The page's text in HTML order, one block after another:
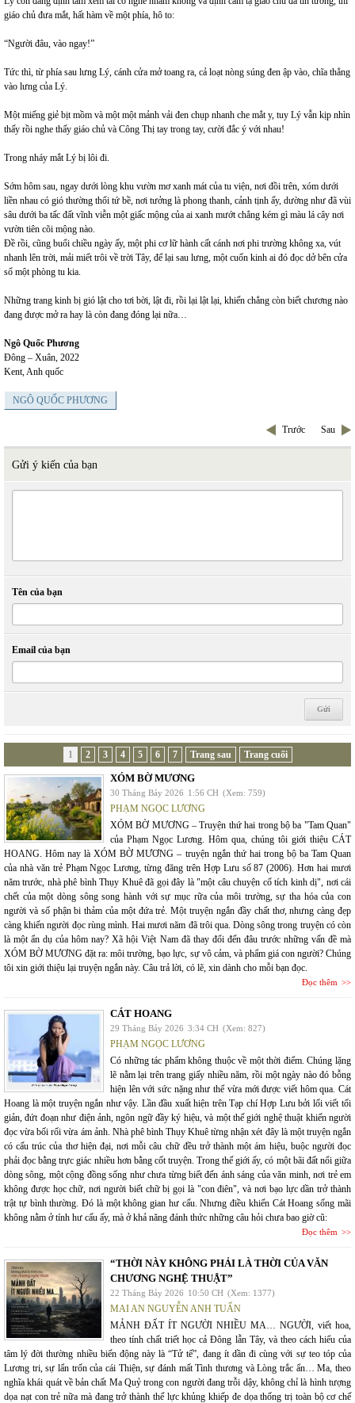
giáo chủ đưa mắt, hất hàm về một phía, hô to:
“Người đâu, vào ngay!”
Tức thì, từ phía sau lưng Lý, cánh cửa mở toang ra, cả loạt nòng súng đen ập vào, chĩa thẳng
vào lưng của Lý.
Một miếng giẻ bịt mồm và một một mảnh vải đen chụp nhanh che mắt y, tuy Lý vẫn kịp nhìn
thấy rồi nghe thấy giáo chủ và Công Thị tay trong tay, cười đắc ý với nhau!
Trong nháy mắt Lý bị lôi đi.
Sớm hôm sau, ngay dưới lòng khu vườn mơ xanh mát của tu viện, nơi đồi trên, xóm dưới
liền nhau có gió thường thổi tứ bề, nơi tưởng là phong thanh, cảnh tịnh ấy, dường như đã vùi
sâu dưới ba tấc đất vĩnh viễn một giấc mộng của ai xanh mướt chẳng kém gì màu lá cây nơi
vườn tiên cõi mộng nào.
Đề rồi, cũng buổi chiều ngày ấy, một phi cơ lữ hành cất cánh nơi phi trường không xa, vút
nhanh lên trời, mải miết trôi về trời Tây, để lại sau lưng, một cuốn kinh ai đó đọc dở bên cửa
sổ một phòng tu kia.
Những trang kinh bị gió lật cho tơi bời, lật đi, rồi lại lật lại, khiến chẳng còn biết chương nào
đang được mở ra hay là còn đang đóng lại nữa…
Ngô Quốc Phương
Đông – Xuân, 2022
Kent, Anh quốc
NGÔ QUỐC PHƯƠNG
Trước Sau
Gửi ý kiến của bạn
Tên của bạn
Email của bạn
1 2 3 4 5 6 7 Trang sau Trang cuối
XÓM BỜ MƯƠNG
30 Tháng Bảy 2026 1:56 CH (Xem: 759)
PHẠM NGỌC LƯƠNG
XÓM BỜ MƯƠNG – Truyện thứ hai trong bộ ba "Tam Quan"
của Phạm Ngọc Lương. Hôm qua, chúng tôi giới thiệu CÁT
HOANG. Hôm nay là XÓM BỜ MƯƠNG – truyện ngắn thứ hai trong bộ ba Tam Quan
của nhà văn trẻ Phạm Ngọc Lương, từng đăng trên Hợp Lưu số 87 (2006). Hơn hai mươi
năm trước, nhà phê bình Thụy Khuê đã gọi đây là "một câu chuyện cổ tích kinh dị", nơi cái
chết của một dòng sông song hành với sự mục rữa của môi trường, sự tha hóa của con
người và số phận bi thảm của một đứa trẻ. Một truyện ngắn đầy chất thơ, nhưng càng đẹp
càng khiến người đọc rùng mình. Hai mươi năm đã trôi qua. Dòng sông trong truyện có còn
là một ẩn dụ của hôm nay? Xã hội Việt Nam đã thay đổi đến đâu trước những vấn đề mà
XÓM BỜ MƯƠNG đặt ra: môi trường, bạo lực, sự vô cảm, và phẩm giá con người? Chúng
tôi xin giới thiệu lại truyện ngắn này. Câu trả lời, có lẽ, xin dành cho mỗi bạn đọc.
Đọc thêm
CÁT HOANG
29 Tháng Bảy 2026 3:34 CH (Xem: 827)
PHẠM NGỌC LƯƠNG
Có những tác phẩm không thuộc về một thời điểm. Chúng lặng
lẽ nằm lại trên trang giấy nhiều năm, rồi một ngày nào đó bỗng
hiện lên với sức nặng như thể vừa mới được viết hôm qua. Cát
Hoang là một truyện ngắn như vậy. Lần đầu xuất hiện trên Tạp chí Hợp Lưu bởi lối viết tối
giản, đứt đoạn như điện ảnh, ngôn ngữ đầy ký hiệu, và một thế giới nghệ thuật khiến người
đọc vừa bối rối vừa ám ảnh. Nhà phê bình Thụy Khuê từng nhận xét đây là một truyện ngắn
có cấu trúc của thơ hiện đại, nơi mỗi câu chữ đều trở thành một ám hiệu, buộc người đọc
phải đọc bằng trực giác nhiều hơn bằng cốt truyện. Trong thế giới ấy, có một bãi đất nổi giữa
dòng sông, một cộng đồng sống như chưa từng biết đến ánh sáng của văn minh, nơi trẻ em
không được học chữ, nơi người biết chữ bị gọi là "con điên", và nơi bạo lực dần trở thành
trật tự bình thường. Đó là một không gian hư cấu. Nhưng điều khiến Cát Hoang sống mãi
không nằm ở tính hư cấu ấy, mà ở khả năng đánh thức những câu hỏi chưa bao giờ cũ:
Đọc thêm
“THỜI NÀY KHÔNG PHẢI LÀ THỜI CỦA VĂN
CHƯƠNG NGHỆ THUẬT”
22 Tháng Bảy 2026 10:50 CH (Xem: 1377)
MAI AN NGUYỄN ANH TUẤN
MẢNH ĐẤT ÍT NGƯỜI NHIỀU MA… NGƯỜI, viết hoa,
theo tính chất triết học cả Đông lẫn Tây, và theo cách hiểu của
tâm lý đời thường nhiều biến động này là “Tử tế”, đang ít dần đi cùng với sự teo tóp của
Lương tri, sự lẩn trốn của cái Thiện, sự đánh mất Tình thương và Lòng trắc ẩn… Ma, theo
nghĩa khái quát về bản chất Ma Quỷ trong con người đang trỗi dậy, không chỉ là hình tượng
dọa nạt con trẻ nữa mà đang trở thành thế lực khủng khiếp đe dọa thống trị toàn bộ cơ chế